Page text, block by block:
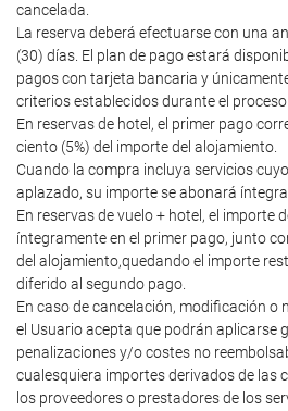
cancelada.
La reserva deberá efectuarse con una
(30) días. El plan de pago estará
pagos con tarjeta bancaria y
criterios establecidos durante el proceso
En reservas de hotel, el primer pago
ciento (5%) del importe del alojamiento.
Cuando la compra incluya servicios
aplazado, su importe se abonará
En reservas de vuelo + hotel, el importe
íntegramente en el primer pago, junto
del alojamiento,quedando el importe
diferido al segundo pago.
En caso de cancelación, modificación o
el Usuario acepta que podrán aplicarse
penalizaciones y/o costes no
cualesquiera importes derivados de las
los proveedores o prestadores de los